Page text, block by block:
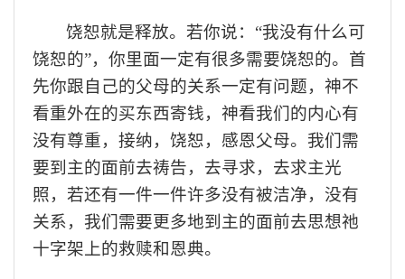
饶恕就是释放。若你说： “我没有什么可
饶恕的”， 你里面一定有很多需要饶恕的。 首
先你跟自己的父母的关系一定有问题，神不
看重外在的买东西寄钱， 神看我们的内心有
没有尊重，接纳， 饶恕， 感恩父母。我们需
要到主的面前去祷告，去寻求， 去求主光
照， 若还有一件一件许多没有被洁净， 没有
关系， 我们需要更多地到主的面前去思想祂
十字架上的救赎和恩典。